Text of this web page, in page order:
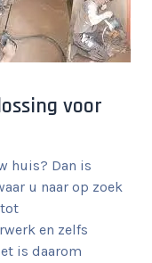
voor
huis? Dan is
u naar op zoek
en zelfs
is daarom